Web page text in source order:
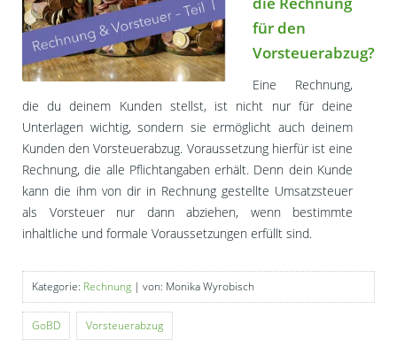
für den
Vorsteuerabzug?
Eine Rechnung,
die du deinem Kunden stellst, ist nicht nur für deine
Unterlagen wichtig, sondern sie ermöglicht auch deinem
Kunden den Vorsteuerabzug. Voraussetzung hierfür ist eine
Rechnung, die alle Pflichtangaben erhält. Denn dein Kunde
kann die ihm von dir in Rechnung gestellte Umsatzsteuer
als Vorsteuer nur dann abziehen, wenn bestimmte
inhaltliche und formale Voraussetzungen erfüllt sind.
Kategorie: Rechnung | von: Monika Wyrobisch
GoBD Vorsteuerabzug